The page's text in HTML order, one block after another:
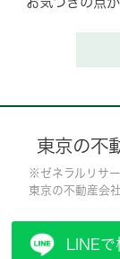
東京の不
※ゼネラルリサ
東京の不動産会
LINE